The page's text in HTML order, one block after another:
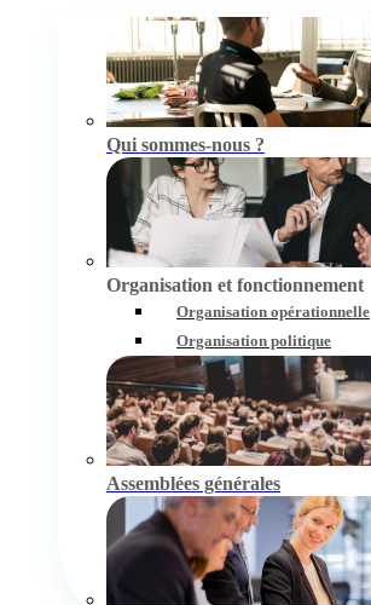
Qui sommes-nous ?
Organisation et fonctionnement
Organisation opérationnelle
Organisation politique
Assemblées générales